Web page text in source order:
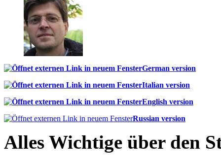
German version
Italian version
English version
Russian version
Alles Wichtige über den